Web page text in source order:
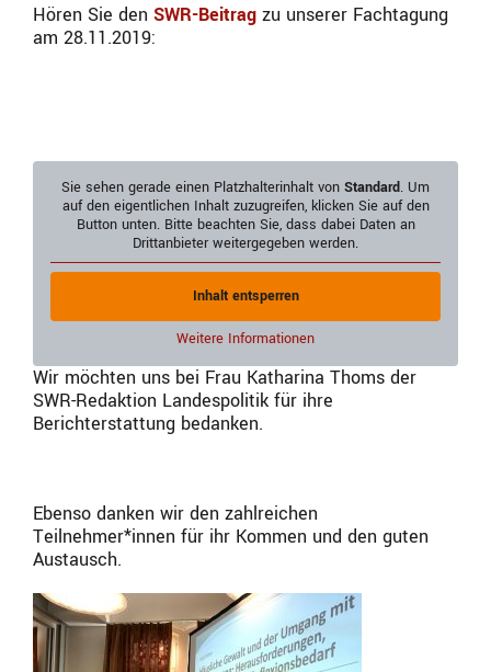
Hören Sie den SWR-Beitrag zu unserer Fachtagung
am 28.11.2019:
Sie sehen gerade einen Platzhalterinhalt von Standard. Um
auf den eigentlichen Inhalt zuzugreifen, klicken Sie auf den
Button unten. Bitte beachten Sie, dass dabei Daten an
Drittanbieter weitergegeben werden.
Inhalt entsperren
Weitere Informationen
Wir möchten uns bei Frau Katharina Thoms der
SWR-Redaktion Landespolitik für ihre
Berichterstattung bedanken.
Ebenso danken wir den zahlreichen
Teilnehmer*innen für ihr Kommen und den guten
Austausch.